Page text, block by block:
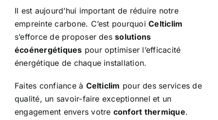
Il est aujourd’hui important de réduire notre
empreinte carbone. C’est pourquoiCelticlim
s’efforce de proposer dessolutions
écoénergétiques pour optimiser l’efficacité
énergétique de chaque installation.
Faites confiance à Celticlim pour des services de
qualité, un savoir-faire exceptionnel et un
engagement envers votre confort thermique.